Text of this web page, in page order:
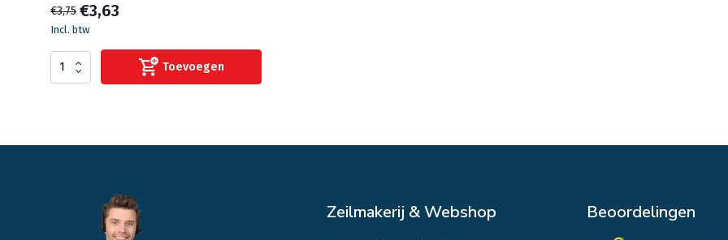
€3,75 €3,63
Incl. btw
Toevoegen
Zeilmakerij & Webshop Beoordelingen